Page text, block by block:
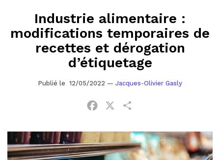
Industrie alimentaire :
modifications temporaires de
recettes et dérogation
d’étiquetage
Publié le 12/05/2022 — Jacques-Olivier Gasly
Facebook